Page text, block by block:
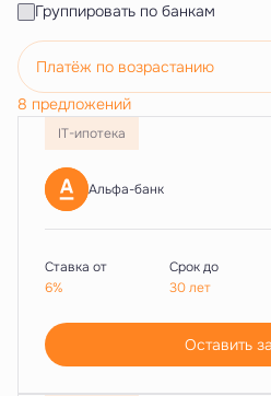
Группировать по банкам
Платёж по возрастанию
8 предложений
IT-ипотека
Альфа-банк
Ставка от
6%
Срок до
30 лет
Оставить